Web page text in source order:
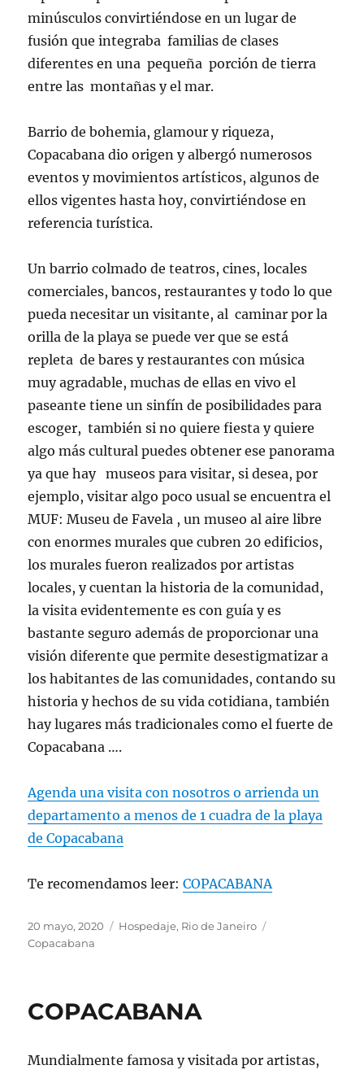
minúsculos convirtiéndose en un lugar de
fusión que integraba familias de clases
diferentes en una pequeña porción de tierra
entre las montañas y el mar.
Barrio de bohemia, glamour y riqueza,
Copacabana dio origen y albergó numerosos
eventos y movimientos artísticos, algunos de
ellos vigentes hasta hoy, convirtiéndose en
referencia turística.
Un barrio colmado de teatros, cines, locales
comerciales, bancos, restaurantes y todo lo que
pueda necesitar un visitante, al caminar por la
orilla de la playa se puede ver que se está
repleta de bares y restaurantes con música
muy agradable, muchas de ellas en vivo el
paseante tiene un sinfín de posibilidades para
escoger, también si no quiere fiesta y quiere
algo más cultural puedes obtener ese panorama
ya que hay museos para visitar, si desea, por
ejemplo, visitar algo poco usual se encuentra el
MUF: Museu de Favela , un museo al aire libre
con enormes murales que cubren 20 edificios,
los murales fueron realizados por artistas
locales, y cuentan la historia de la comunidad,
la visita evidentemente es con guía y es
bastante seguro además de proporcionar una
visión diferente que permite desestigmatizar a
los habitantes de las comunidades, contando su
historia y hechos de su vida cotidiana, también
hay lugares más tradicionales como el fuerte de
Copacabana ….
Agenda una visita con nosotros o arrienda un
departamento a menos de 1 cuadra de la playa
de Copacabana
Te recomendamos leer:COPACABANA
Publicado
el
20 mayo, 2020 Categorías
Hospedaje, Rio de Janeiro
Copacabana
COPACABANA
Mundialmente famosa y visitada por artistas,